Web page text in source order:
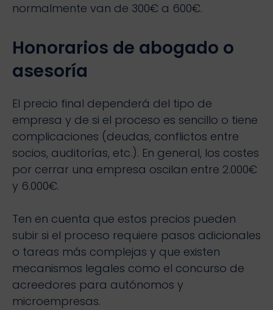
normalmente van de 300€ a 600€.
Honorarios de abogado o
asesoría
El precio final dependerá del tipo de
empresa y de si el proceso es sencillo o tiene
complicaciones (deudas, conflictos entre
socios, auditorías, etc.). En general, los costes
por cerrar una empresa oscilan entre 2.000€
y 6.000€.
Ten en cuenta que estos precios pueden
subir si el proceso requiere pasos adicionales
o tareas más complejas y que existen
mecanismos legales como el concurso de
acreedores para autónomos y
microempresas.